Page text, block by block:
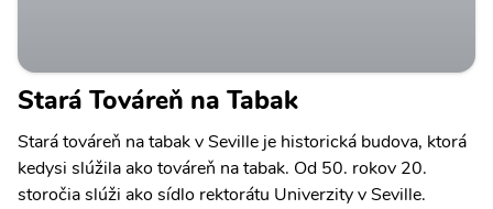
Stará Továreň na Tabak
Stará továreň na tabak v Seville je historická budova, ktorá
kedysi slúžila ako továreň na tabak. Od 50. rokov 20.
storočia slúži ako sídlo rektorátu Univerzity v Seville.